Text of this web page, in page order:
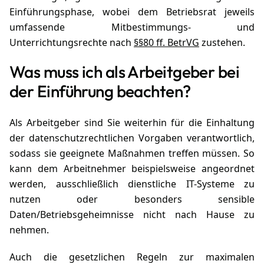
Einführungsphase, wobei dem Betriebsrat jeweils
umfassende Mitbestimmungs- und
Unterrichtungsrechte nach §§80 ff. BetrVG zustehen.
Was muss ich als Arbeitgeber bei
der Einführung beachten?
Als Arbeitgeber sind Sie weiterhin für die Einhaltung
der datenschutzrechtlichen Vorgaben verantwortlich,
sodass sie geeignete Maßnahmen treffen müssen. So
kann dem Arbeitnehmer beispielsweise angeordnet
werden, ausschließlich dienstliche IT-Systeme zu
nutzen oder besonders sensible
Daten/Betriebsgeheimnisse nicht nach Hause zu
nehmen.
Auch die gesetzlichen Regeln zur maximalen